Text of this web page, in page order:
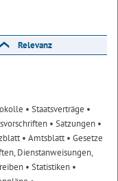
Relevanz
• Staatsverträge •
• Satzungen •
• Amtsblatt• Gesetze
Dienstanweisungen,
• Statistiken •